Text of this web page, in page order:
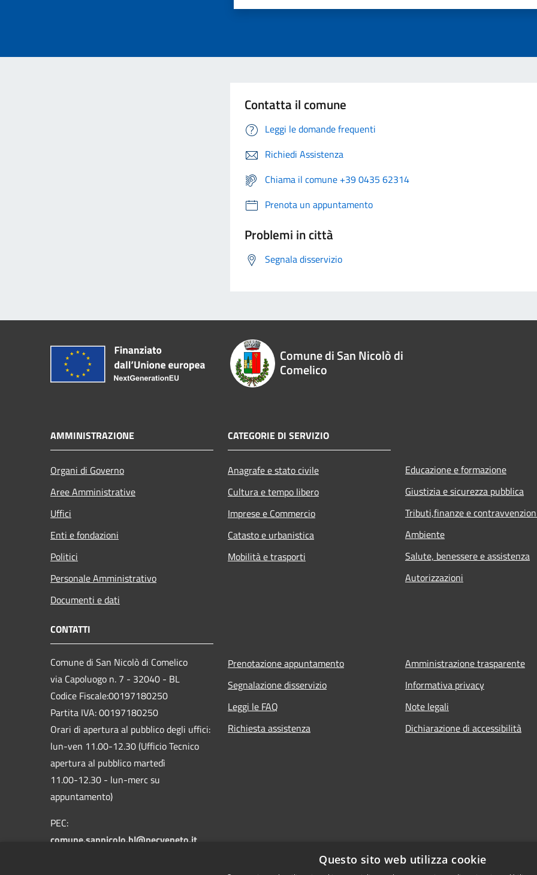
Contatta il comune
Leggi le domande frequenti
Richiedi Assistenza
Chiama il comune +39 0435 62314
Prenota un appuntamento
Problemi in città
Segnala disservizio
Comune di San Nicolò di
Comelico
AMMINISTRAZIONE
Organi di Governo
Aree Amministrative
Uffici
Enti e fondazioni
Politici
Personale Amministrativo
Documenti e dati
CATEGORIE DI SERVIZIO
Anagrafe e stato civile
Cultura e tempo libero
Imprese e Commercio
Catasto e urbanistica
Mobilità e trasporti
Educazione e formazione
Giustizia e sicurezza pubblica
Tributi,finanze e
Ambiente
Salute, benessere e assistenza
Autorizzazioni
CONTATTI
Comune di San Nicolò di Comelico
via Capoluogo n. 7 - 32040 - BL
Codice Fiscale:00197180250
Partita IVA: 00197180250
Orari di apertura al pubblico degli uffici:
lun-ven 11.00-12.30 (Ufficio Tecnico
apertura al pubblico martedì
11.00-12.30 - lun-merc su
appuntamento)
PEC:
comune.sannicolo.bl@pecveneto.it
Prenotazione appuntamento
Segnalazione disservizio
Leggi le FAQ
Richiesta assistenza
Amministrazione trasparente
Informativa privacy
Note legali
Dichiarazione di accessibilità
Questo sito web utilizza cookie